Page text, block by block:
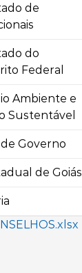
de
do
Federal
Ambiente e
Sustentável
Governo
de Goiás